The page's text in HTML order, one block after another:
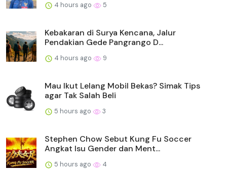
4 hours ago 5
Kebakaran di Surya Kencana, Jalur
Pendakian Gede Pangrango D...
4 hours ago 9
Mau Ikut Lelang Mobil Bekas? Simak Tips
agar Tak Salah Beli
5 hours ago 3
Stephen Chow Sebut Kung Fu Soccer
Angkat Isu Gender dan Ment...
5 hours ago 4